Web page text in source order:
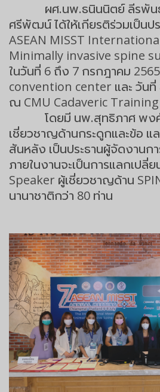
ผศ.นพ.ธนินนิตย์ ลีรพัน
ศรีพัฒน์ ได้ให้เกียรติร่วมเป็นป
ASEAN MISST
Minimally invasive spine
ในวันที่ 6 ถึง 7 กรกฎาคม
convention center และ วันที่
ณ CMU Cadaveric
โดยมี นพ.สุทธิภาศ พ
เชี่ยวชาญด้านกระดูกและข้อ แ
สันหลัง เป็นประธานผู้จัดงานก
ภายในงานจะเป็นการแลกเปลี่
Speaker ผู้เชี่ยวชาญด้าน
นานาชาติกว่า 80 ท่าน